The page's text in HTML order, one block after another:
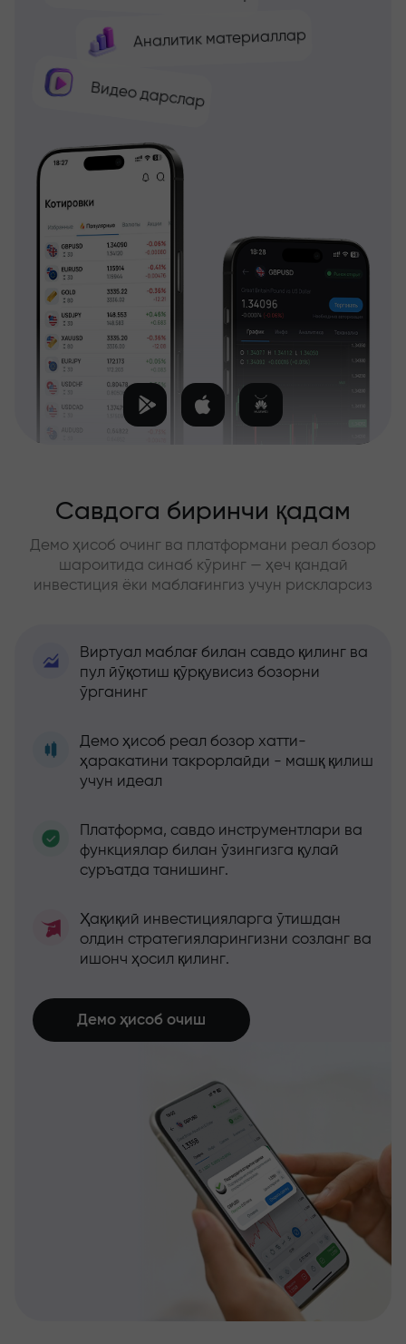
Аналитик материаллар
Видео дарслар
Савдога биринчи қадам
Демо ҳисоб очинг ва платформани реал бозор
шароитида синаб кўринг — ҳеч қандай
инвестиция ёки маблағингиз учун рискларсиз
Виртуал маблағ билан савдо қилинг ва
пул йўқотиш қўрқувисиз бозорни
ўрганинг
Демо ҳисоб реал бозор хатти-
ҳаракатини такрорлайди - машқ қилиш
учун идеал
Платформа, савдо инструментлари ва
функциялар билан ўзингизга қулай
суръатда танишинг.
Ҳақиқий инвестицияларга ўтишдан
олдин стратегияларингизни созланг ва
ишонч ҳосил қилинг.
Демо ҳисоб очиш